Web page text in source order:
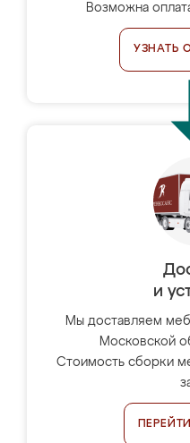
Возможна
УЗНАТЬ
и
Мы доставляем
Московской
Стоимость сборки